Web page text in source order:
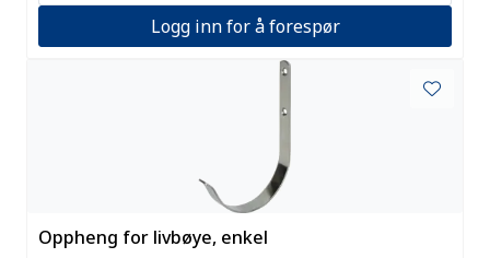
Logg inn for å forespør
Oppheng for livbøye, enkel